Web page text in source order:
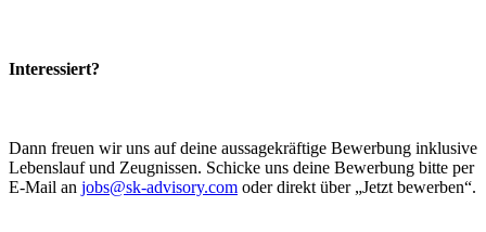
Interessiert?
Dann freuen wir uns auf deine aussagekräftige Bewerbung inklusive
Lebenslauf und Zeugnissen. Schicke uns deine Bewerbung bitte per
E-Mail an jobs@sk-advisory.com oder direkt über „Jetzt bewerben“.